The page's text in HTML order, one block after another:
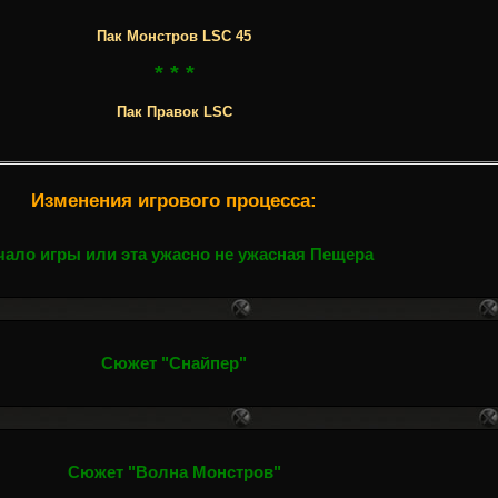
Пак Монстров LSC 45
* * *
Пак Правок LSC
Изменения игрового процесса:
игры или эта ужасно не ужасная Пещера
Сюжет "Снайпер"
Сюжет "Волна Монстров"